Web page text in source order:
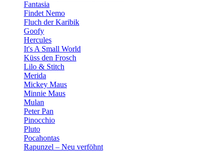
Fantasia
Findet Nemo
Fluch der Karibik
Goofy
Hercules
It's A Small World
Küss den Frosch
Lilo & Stitch
Merida
Mickey Maus
Minnie Maus
Mulan
Peter Pan
Pinocchio
Pluto
Pocahontas
Rapunzel – Neu verföhnt